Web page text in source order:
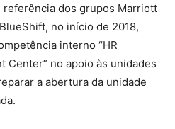
referência dos grupos Marriott
no início de 2018,
interno “HR
Center” no apoio às unidades
a abertura da unidade